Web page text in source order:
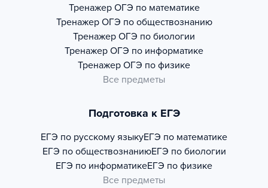
Тренажер ОГЭ по математике
Тренажер ОГЭ по обществознанию
Тренажер ОГЭ по биологии
Тренажер ОГЭ по информатике
Тренажер ОГЭ по физике
Все предметы
Подготовка к ЕГЭ
ЕГЭ по русскому языкуЕГЭ по математике
ЕГЭ по обществознаниюЕГЭ по биологии
ЕГЭ по информатикеЕГЭ по физике
Все предметы